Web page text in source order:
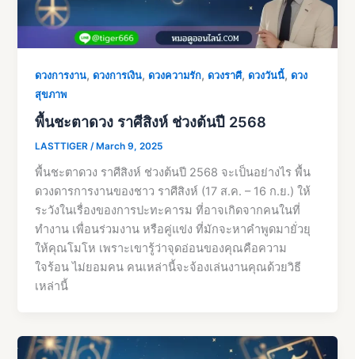
ดวงการงาน,ดวงการเงิน,ดวงความรัก,ดวงราศี,ดวงวันนี้,ดวง
สุขภาพ
พื้นชะตาดวง ราศีสิงห์ ช่วงต้นปี 2568
LASTTIGER /March 9, 2025
พื้นชะตาดวง ราศีสิงห์ ช่วงต้นปี 2568 จะเป็นอย่างไร พื้น
ดวงดารการงานของชาว ราศีสิงห์ (17 ส.ค. – 16 ก.ย.) ให้
ระวังในเรื่องของการปะทะคารม ที่อาจเกิดจากคนในที่
ทำงาน เพื่อนร่วมงาน หรือคู่แข่ง ที่มักจะหาคำพูดมายั่วยุ
ให้คุณโมโห เพราะเขารู้ว่าจุดอ่อนของคุณคือความ
ใจร้อน ไม่ยอมคน คนเหล่านี้จะจ้องเล่นงานคุณด้วยวิธี
เหล่านี้